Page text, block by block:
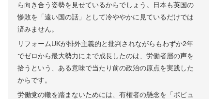
ら向き合う姿勢を見せているからでしょう。日本も英国の
惨敗を「遠い国の話」として冷ややかに見ているだけでは
済みません。
リフォームUKが排外主義的と批判されながらもわずか2年
でゼロから最大勢力にまで成長したのは、労働者層の声を
拾うという、ある意味で当たり前の政治の原点を実践した
からです。
労働党の轍を踏まないためには、有権者の懸念を「ポピュ